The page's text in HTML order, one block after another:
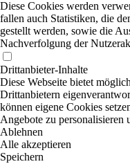
Diese Cookies werden
fallen auch Statistiken, die
gestellt werden, sowie die
Nachverfolgung der
Drittanbieter-Inhalte
Diese Webseite bietet
Drittanbietern
können eigene Cookies
Angebote zu personalisieren
Ablehnen
Alle akzeptieren
Speichern